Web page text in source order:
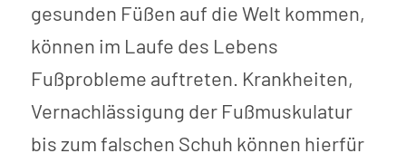
gesunden Füßen auf die Welt kommen,
können im Laufe des Lebens
Fußprobleme auftreten. Krankheiten,
Vernachlässigung der Fußmuskulatur
bis zum falschen Schuh können hierfür